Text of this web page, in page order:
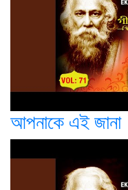
আপনাকে এই জানা